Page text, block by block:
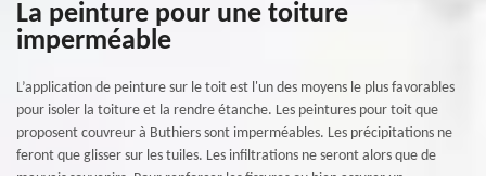
La peinture pour une toiture
imperméable
L’application de peinture sur le toit est l'un des moyens le plus favorables
pour isoler la toiture et la rendre étanche. Les peintures pour toit que
proposent couvreur à Buthiers sont imperméables. Les précipitations ne
feront que glisser sur les tuiles. Les infiltrations ne seront alors que de